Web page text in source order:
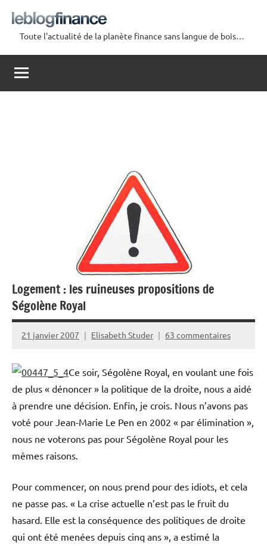
contenu
Le
Blog
Finance
Toute l'actualité de la planète finance sans langue de bois…
Logement : les ruineuses propositions de
Ségolène Royal
21 janvier 2007 Elisabeth Studer 63 commentaires
Ce soir, Ségolène Royal, en voulant une fois
de plus « dénoncer » la politique de la droite, nous a aidé
à prendre une décision. Enfin, je crois. Nous n’avons pas
voté pour Jean-Marie Le Pen en 2002 « par élimination »,
nous ne voterons pas pour Ségolène Royal pour les
mêmes raisons.
Pour commencer, on nous prend pour des idiots, et cela
ne passe pas. « La crise actuelle n’est pas le fruit du
hasard. Elle est la conséquence des politiques de droite
qui ont été menées depuis cinq ans », a estimé la